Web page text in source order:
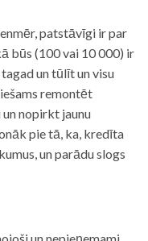
patstāvīgi ir par
būs (100 vai 10 000) ir
un tūlīt un visu
remontēt
nopirkt jaunu
pie tā, ka, kredīta
un parādu slogs